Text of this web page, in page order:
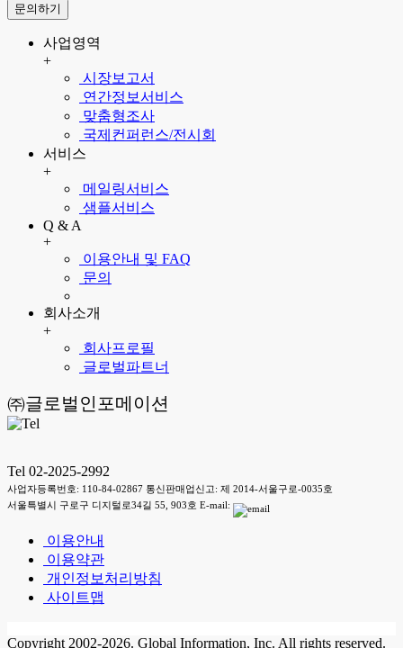
문의하기
사업영역
+
시장보고서
연간정보서비스
맞춤형조사
국제컨퍼런스/전시회
서비스
+
메일링서비스
샘플서비스
Q & A
+
이용안내 및 FAQ
문의
회사소개
+
회사프로필
글로벌파트너
㈜글로벌인포메이션
Tel 02-2025-2992
사업자등록번호: 110-84-02867 통신판매업신고: 제 2014-서울구로-0035호
서울특별시 구로구 디지털로34길 55, 903호 E-mail:
이용안내
이용약관
개인정보처리방침
사이트맵
Copyright 2002-2026. Global Information, Inc. All rights reserved.